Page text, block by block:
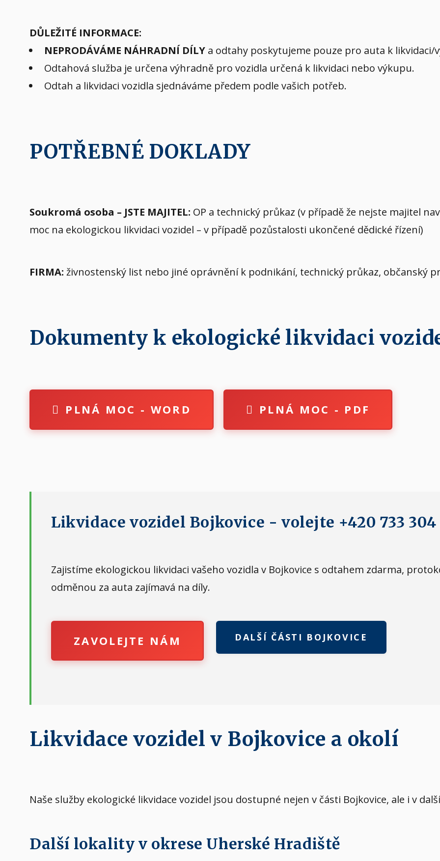
DŮLEŽITÉ INFORMACE:
NEPRODÁVÁME NÁHRADNÍ DÍLY a odtahy poskytujeme pouze pro auta k likvidaci/
Odtahová služba je určena výhradně pro vozidla určená k likvidaci nebo výkupu.
Odtah a likvidaci vozidla sjednáváme předem podle vašich potřeb.
POTŘEBNÉ DOKLADY
Soukromá osoba – JSTE MAJITEL: OP a technický průkaz (v případě že nejste majitel
moc na ekologickou likvidaci vozidel – v případě pozůstalosti ukončené dědické řízení)
FIRMA: živnostenský list nebo jiné oprávnění k podnikání, technický průkaz, občanský
Dokumenty k ekologické likvidaci
PLNÁ MOC - WORD PLNÁ MOC - PDF
Likvidace vozidel Bojkovice - volejte +420 733 304
Zajistíme ekologickou likvidaci vašeho vozidla v Bojkovice s odtahem zdarma,
odměnou za auta zajímavá na díly.
ZAVOLEJTE NÁM DALŠÍ ČÁSTI BOJKOVICE
Likvidace vozidel v Bojkovice a okolí
Naše služby ekologické likvidace vozidel jsou dostupné nejen v části Bojkovice, ale i v
Další lokality v okrese Uherské Hradiště